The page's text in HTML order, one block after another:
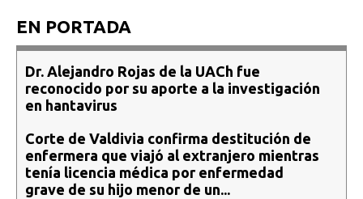
EN PORTADA
Dr. Alejandro Rojas de la UACh fue
reconocido por su aporte a la investigación
en hantavirus
Corte de Valdivia confirma destitución de
enfermera que viajó al extranjero mientras
tenía licencia médica por enfermedad
grave de su hijo menor de un...